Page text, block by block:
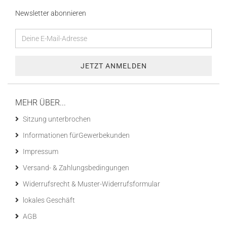
Newsletter abonnieren
MEHR ÜBER...
Sitzung unterbrochen
Informationen fürGewerbekunden
Impressum
Versand- & Zahlungsbedingungen
Widerrufsrecht & Muster-Widerrufsformular
lokales Geschäft
AGB